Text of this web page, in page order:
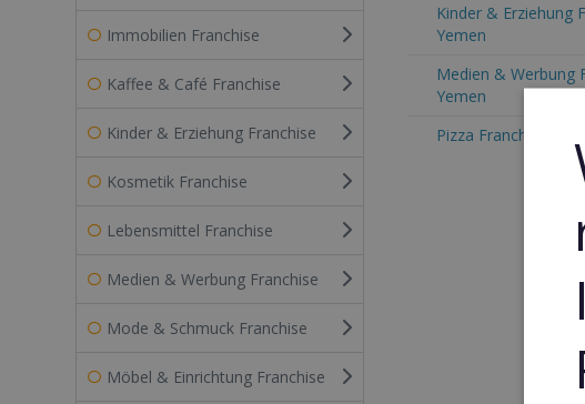
Immobilien Franchise
Kaffee & Café Franchise
Kinder & Erziehung Franchise
Kosmetik Franchise
Lebensmittel Franchise
Medien & Werbung Franchise
Mode & Schmuck Franchise
Möbel & Einrichtung Franchise
Kinder & Erziehung
Yemen
Medien & Werbung
Yemen
Pizza Franchise in